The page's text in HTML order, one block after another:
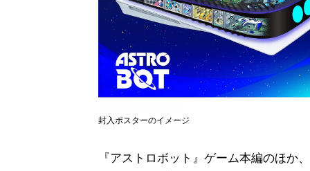
封入ポスターのイメージ
『アストロボット』ゲーム本編のほか